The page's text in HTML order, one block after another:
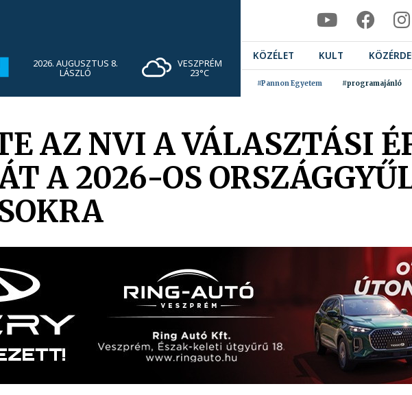
2026. AUGUSZTUS 8.
LÁSZLÓ
VESZPRÉM
23°C
KÖZÉLET KULT
#Pannon Egyetem #programajánló
AZ NVI A VÁLASZTÁSI
A 2026-OS